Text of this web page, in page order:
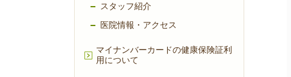
スタッフ紹介
医院情報・アクセス
マイナンバーカードの健康保険証利
用について